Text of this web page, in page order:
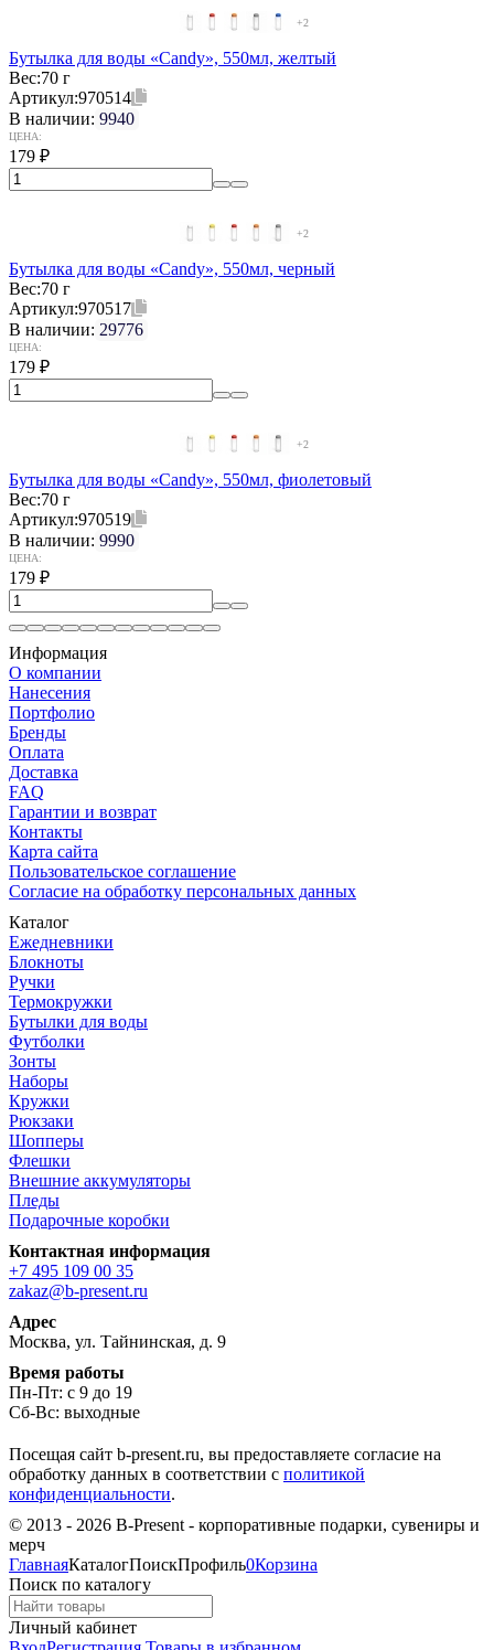
+2
Бутылка для воды «Candy», 550мл, желтый
Вес:70 г
Артикул:970514
В наличии: 9940
ЦЕНА:
179 ₽
+2
Бутылка для воды «Candy», 550мл, черный
Вес:70 г
Артикул:970517
В наличии: 29776
ЦЕНА:
179 ₽
+2
Бутылка для воды «Candy», 550мл, фиолетовый
Вес:70 г
Артикул:970519
В наличии: 9990
ЦЕНА:
179 ₽
Информация
О компании
Нанесения
Портфолио
Бренды
Оплата
Доставка
FAQ
Гарантии и возврат
Контакты
Карта сайта
Пользовательское соглашение
Согласие на обработку персональных данных
Каталог
Ежедневники
Блокноты
Ручки
Термокружки
Бутылки для воды
Футболки
Зонты
Наборы
Кружки
Рюкзаки
Шопперы
Флешки
Внешние аккумуляторы
Пледы
Подарочные коробки
Контактная информация
+7 495 109 00 35
zakaz@b-present.ru
Адрес
Москва, ул. Тайнинская, д. 9
Время работы
Пн-Пт: с 9 до 19
Сб-Вс: выходные
Посещая сайт b-present.ru, вы предоставляете согласие на
обработку данных в соответствии с политикой
конфиденциальности.
© 2013 - 2026 B-Present - корпоративные подарки, сувениры и
мерч
ГлавнаяКаталогПоискПрофиль0Корзина
Поиск по каталогу
Личный кабинет